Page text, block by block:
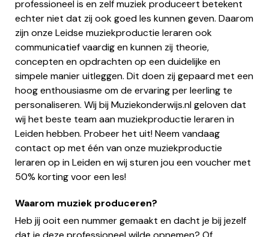
professioneel is en zelf muziek produceert betekent
echter niet dat zij ook goed les kunnen geven. Daarom
zijn onze Leidse muziekproductie leraren ook
communicatief vaardig en kunnen zij theorie,
concepten en opdrachten op een duidelijke en
simpele manier uitleggen. Dit doen zij gepaard met een
hoog enthousiasme om de ervaring per leerling te
personaliseren. Wij bij Muziekonderwijs.nl geloven dat
wij het beste team aan muziekproductie leraren in
Leiden hebben. Probeer het uit! Neem vandaag
contact op met één van onze muziekproductie
leraren op in Leiden en wij sturen jou een voucher met
50% korting voor een les!
Waarom muziek produceren?
Heb jij ooit een nummer gemaakt en dacht je bij jezelf